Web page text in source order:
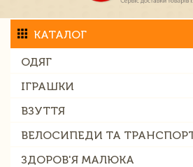
КАТАЛОГ
ОДЯГ
ІГРАШКИ
ВЗУТТЯ
ВЕЛОСИПЕДИ ТА
ЗДОРОВ'Я МАЛЮКА